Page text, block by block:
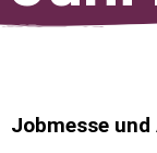
Jobmesse